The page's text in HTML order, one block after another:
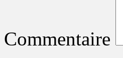
Commentaire